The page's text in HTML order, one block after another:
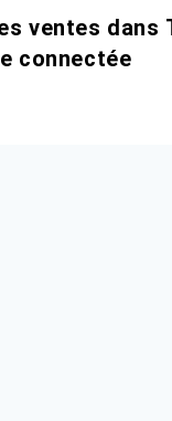
ventes dans
connectée